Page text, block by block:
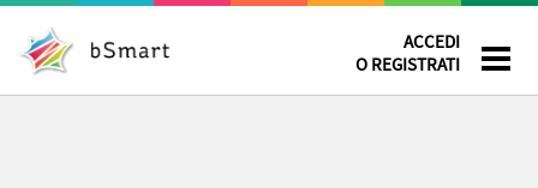
ACCEDI
O REGISTRATI